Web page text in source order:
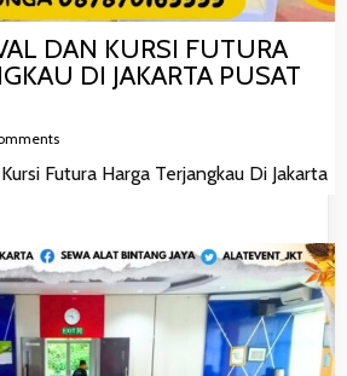
DAN KURSI FUTURA
DI JAKARTA PUSAT
Futura Harga Terjangkau Di Jakarta